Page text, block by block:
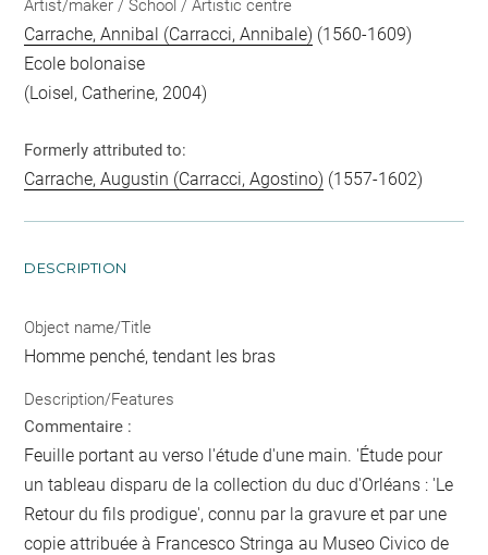
Artist/maker / School / Artistic centre
Carrache, Annibal (Carracci, Annibale) (1560-1609)
Ecole bolonaise
(Loisel, Catherine, 2004)
Formerly attributed to:
Carrache, Augustin (Carracci, Agostino) (1557-1602)
DESCRIPTION
Object name/Title
Homme penché, tendant les bras
Description/Features
Commentaire :
Feuille portant au verso l'étude d'une main. 'Étude pour
un tableau disparu de la collection du duc d'Orléans : 'Le
Retour du fils prodigue', connu par la gravure et par une
copie attribuée à Francesco Stringa au Museo Civico de